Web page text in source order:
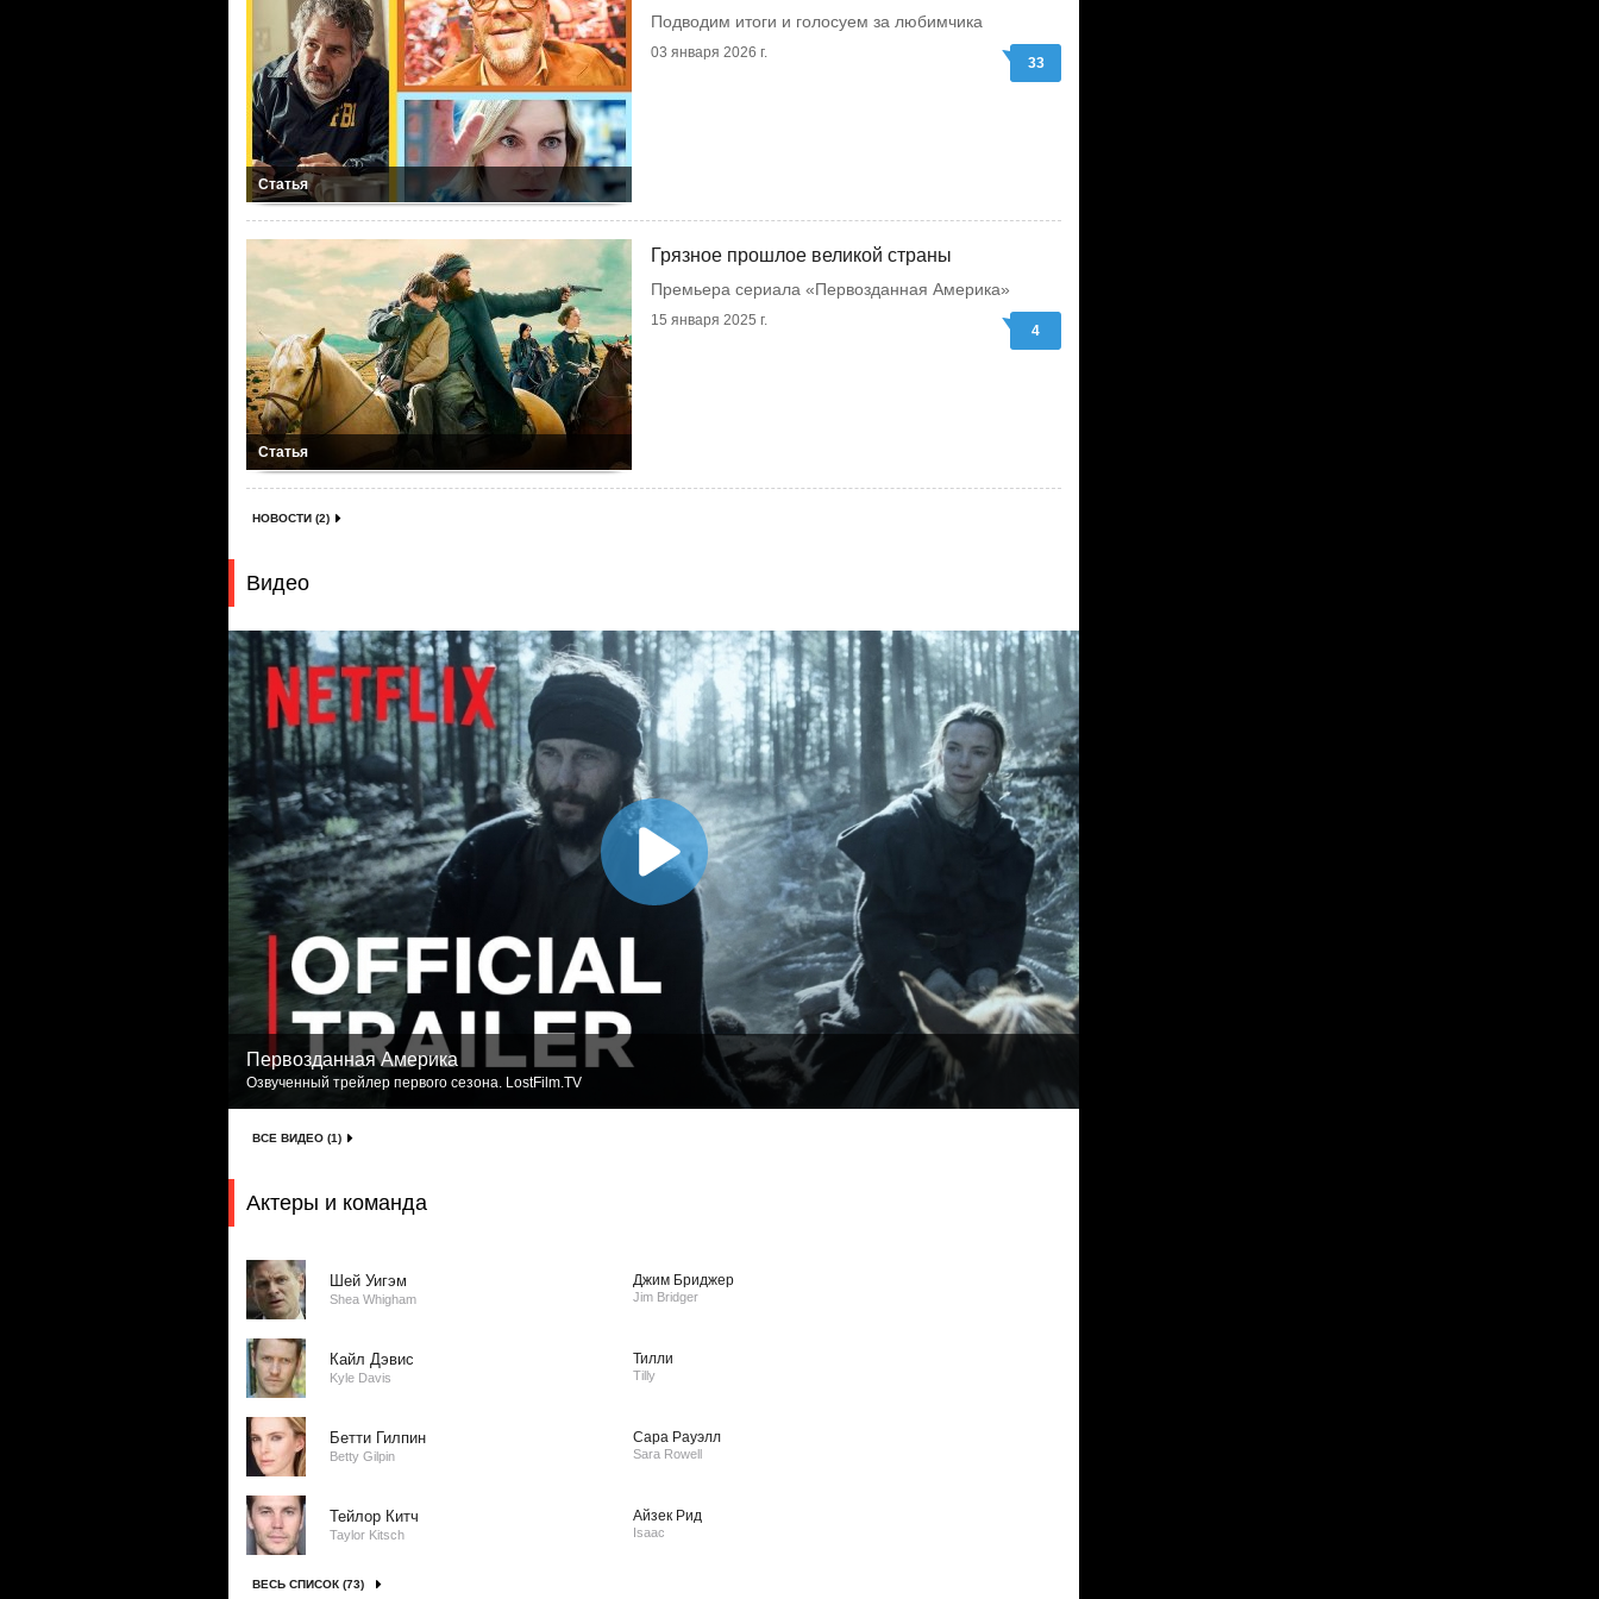
Статья
Подводим итоги и голосуем за любимчика
03 января 2026 г.
33
Статья
Грязное прошлое великой страны
Премьера сериала «Первозданная Америка»
15 января 2025 г.
4
НОВОСТИ (2)
Видео
Первозданная Америка
Озвученный трейлер первого сезона. LostFilm.TV
ВСЕ ВИДЕО (1)
Актеры и команда
Шей Уигэм
Shea Whigham
Джим Бриджер
Jim Bridger
Кайл Дэвис
Kyle Davis
Тилли
Tilly
Бетти Гилпин
Betty Gilpin
Сара Рауэлл
Sara Rowell
Тейлор Китч
Taylor Kitsch
Айзек Рид
Isaac
ВЕСЬ СПИСОК (73)